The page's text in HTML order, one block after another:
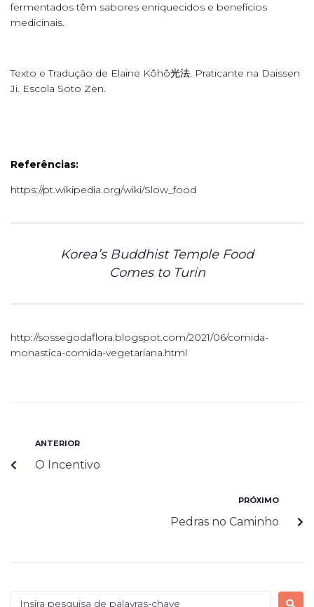
fermentados têm sabores enriquecidos e benefícios
medicinais.
Texto e Tradução de Elaine Kôhô光法. Praticante na Daissen
Ji. Escola Soto Zen.
Referências:
https://pt.wikipedia.org/wiki/Slow_food
Korea’s Buddhist Temple Food
Comes to Turin
http://sossegodaflora.blogspot.com/2021/06/comida-
monastica-comida-vegetariana.html
ANTERIOR
O Incentivo
PRÓXIMO
Pedras no Caminho